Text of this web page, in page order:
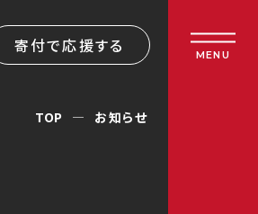
寄付で応援する MENU
TOP お知らせ